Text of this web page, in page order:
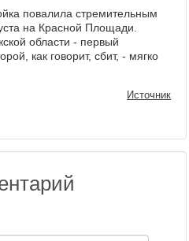
повалила стремительным
на Красной Площади.
области - первый
как говорит, сбит, - мягко
Источник